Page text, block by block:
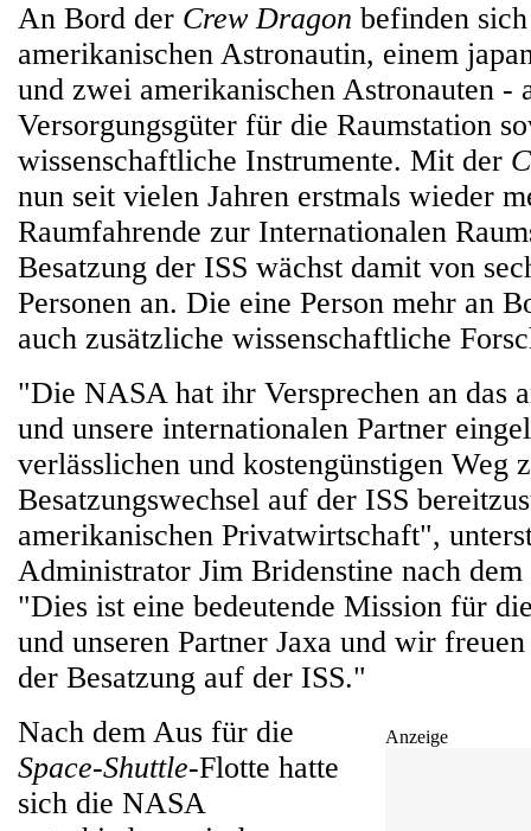
An Bord der Crew Dragon befinden
amerikanischen Astronautin, einem
und zwei amerikanischen Astronauten -
Versorgungsgüter für die Raumstation
wissenschaftliche Instrumente. Mit der
nun seit vielen Jahren erstmals wieder
Raumfahrende zur Internationalen
Besatzung der ISS wächst damit von
Personen an. Die eine Person mehr an
auch zusätzliche wissenschaftliche
"Die NASA hat ihr Versprechen an das
und unsere internationalen Partner
verlässlichen und kostengünstigen Weg
Besatzungswechsel auf der ISS
amerikanischen Privatwirtschaft",
Administrator Jim Bridenstine nach
"Dies ist eine bedeutende Mission für
und unseren Partner Jaxa und wir
der Besatzung auf der ISS."
Anzeige
Nach dem Aus für die
Space-Shuttle-Flotte hatte
sich die NASA